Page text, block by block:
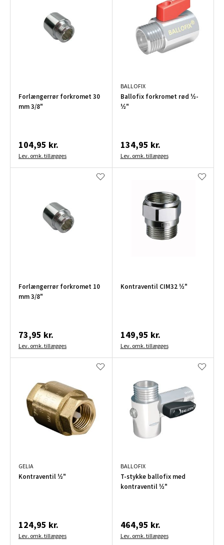
Forlængerrør forkromet 30
mm 3/8"
104,95 kr.
Lev. omk. tillægges
BALLOFIX
Ballofix forkromet rød ½-
½"
134,95 kr.
Lev. omk. tillægges
Forlængerrør forkromet 10
mm 3/8"
73,95 kr.
Lev. omk. tillægges
Kontraventil CIM32 ½"
149,95 kr.
Lev. omk. tillægges
GELIA
Kontraventil ½"
124,95 kr.
Lev. omk. tillægges
BALLOFIX
T-stykke ballofix med
kontraventil ½"
464,95 kr.
Lev. omk. tillægges